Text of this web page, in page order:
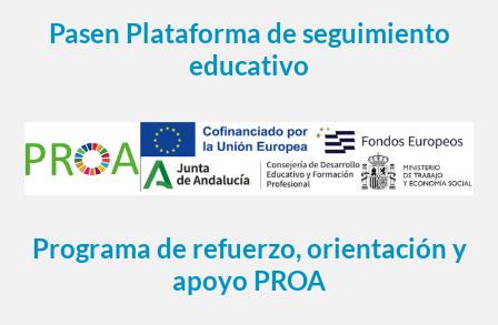
Pasen Plataforma de seguimiento
educativo
Programa de refuerzo, orientación y
apoyo PROA